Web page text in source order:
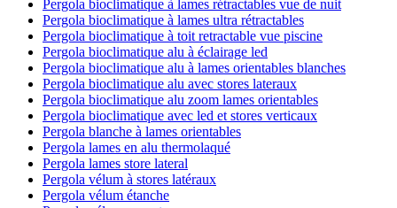
Pergola bioclimatique à lames rétractables vue de nuit
Pergola bioclimatique à lames ultra rétractables
Pergola bioclimatique à toit retractable vue piscine
Pergola bioclimatique alu à éclairage led
Pergola bioclimatique alu à lames orientables blanches
Pergola bioclimatique alu avec stores lateraux
Pergola bioclimatique alu zoom lames orientables
Pergola bioclimatique avec led et stores verticaux
Pergola blanche à lames orientables
Pergola lames en alu thermolaqué
Pergola lames store lateral
Pergola vélum à stores latéraux
Pergola vélum étanche